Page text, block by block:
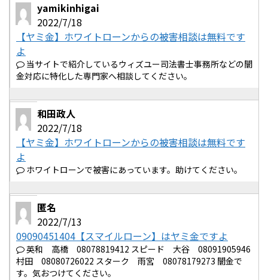
yamikinhigai
2022/7/18
【ヤミ金】ホワイトローンからの被害相談は無料です
よ
当サイトで紹介しているウィズユー司法書士事務所などの闇
金対応に特化した専門家へ相談してください。
和田政人
2022/7/18
【ヤミ金】ホワイトローンからの被害相談は無料です
よ
ホワイトローンで被害にあっています。助けてください。
匿名
2022/7/13
09090451404【スマイルローン】はヤミ金ですよ
英和 高橋 08078819412 スピード 大谷 08091905946
村田 08080726022 スターク 雨宮 08078179273 闇金で
す。気おつけてください。